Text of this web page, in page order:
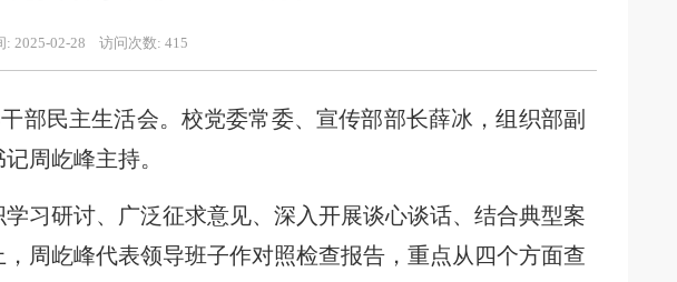
: 2025-02-28 访问次数: 415
部民主生活会。校党委常委、宣传部部长薛冰，组织部副
周屹峰主持。
习研讨、广泛征求意见、深入开展谈心谈话、结合典型案
周屹峰代表领导班子作对照检查报告，重点从四个方面查